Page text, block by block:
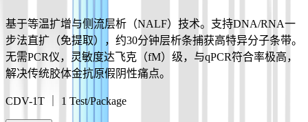
基于等温扩增与侧流层析（NALF）技术。支持DNA/RNA一
步法直扩（免提取），约30分钟层析条捕获高特异分子条带。
无需PCR仪，灵敏度达飞克（fM）级，与qPCR符合率极高，
解决传统胶体金抗原假阴性痛点。
CDV-1T ｜ 1 Test/Package